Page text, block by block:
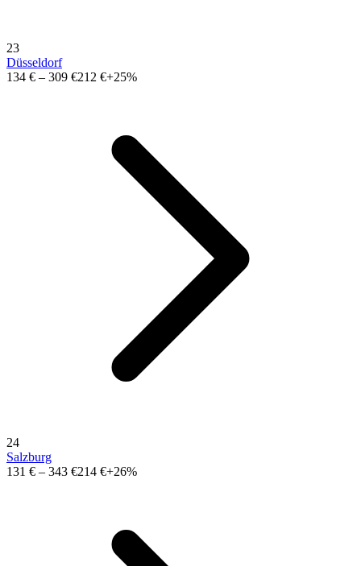
23
Düsseldorf
134 € – 309 €212 €+25%
24
Salzburg
131 € – 343 €214 €+26%